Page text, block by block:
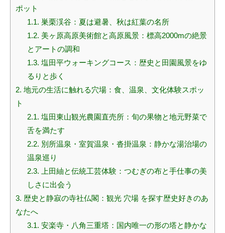
ポット
1.1. 巣栗渓谷：夏は避暑、秋は紅葉の名所
1.2. 美ヶ原高原美術館と高原風景：標高2000mの絶景
とアートの調和
1.3. 塩田平ウォーキングコース：歴史と田園風景をゆ
るりと歩く
2. 地元の生活に触れる穴場：食、温泉、文化体験スポッ
ト
2.1. 塩田東山観光農園直売所：旬の果物と地元野菜で
舌を満たす
2.2. 別所温泉・室賀温泉・沓掛温泉：静かな湯治場の
温泉巡り
2.3. 上田紬と伝統工芸体験：つむぎの布と手仕事の美
しさに出会う
3. 歴史と静寂の寺社仏閣：観光 穴場 を探す歴史好きのあ
なたへ
3.1. 安楽寺・八角三重塔：国内唯一の形の塔と静かな